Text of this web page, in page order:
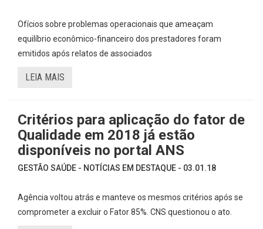
Ofícios sobre problemas operacionais que ameaçam
equilíbrio econômico-financeiro dos prestadores foram
emitidos após relatos de associados
LEIA MAIS
Critérios para aplicação do fator de
Qualidade em 2018 já estão
disponíveis no portal ANS
GESTÃO SAÚDE - NOTÍCIAS EM DESTAQUE - 03.01.18
Agência voltou atrás e manteve os mesmos critérios após se
comprometer a excluir o Fator 85%. CNS questionou o ato.